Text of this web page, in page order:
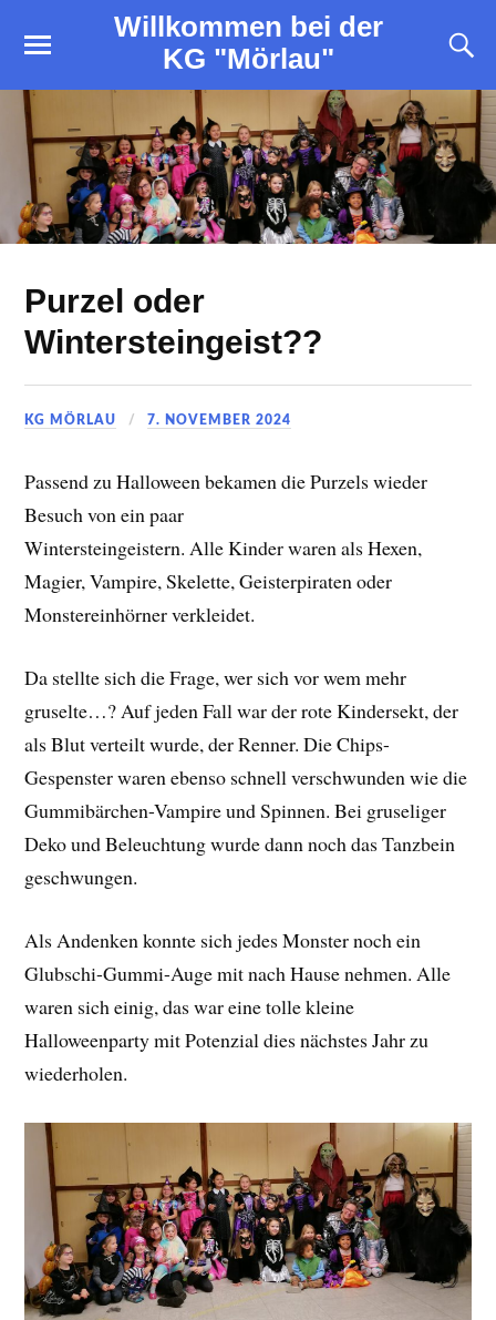
Willkommen bei der
KG "Mörlau"
Purzel oder
Wintersteingeist??
KG MÖRLAU 7. NOVEMBER 2024
Passend zu Halloween bekamen die Purzels wieder
Besuch von ein paar
Wintersteingeistern. Alle Kinder waren als Hexen,
Magier, Vampire, Skelette, Geisterpiraten oder
Monstereinhörner verkleidet.
Da stellte sich die Frage, wer sich vor wem mehr
gruselte…? Auf jeden Fall war der rote Kindersekt, der
als Blut verteilt wurde, der Renner. Die Chips-
Gespenster waren ebenso schnell verschwunden wie die
Gummibärchen-Vampire und Spinnen. Bei gruseliger
Deko und Beleuchtung wurde dann noch das Tanzbein
geschwungen.
Als Andenken konnte sich jedes Monster noch ein
Glubschi-Gummi-Auge mit nach Hause nehmen. Alle
waren sich einig, das war eine tolle kleine
Halloweenparty mit Potenzial dies nächstes Jahr zu
wiederholen.